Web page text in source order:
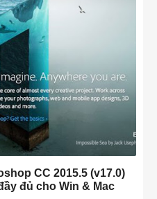
CC 2015.5 (v17.0)
đủ cho Win & Mac